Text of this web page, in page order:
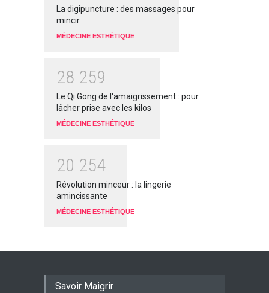
La digipuncture : des massages pour
mincir
MÉDECINE ESTHÉTIQUE
28 259
Le Qi Gong de l'amaigrissement : pour
lâcher prise avec les kilos
MÉDECINE ESTHÉTIQUE
20 254
Révolution minceur : la lingerie
amincissante
MÉDECINE ESTHÉTIQUE
Savoir Maigrir